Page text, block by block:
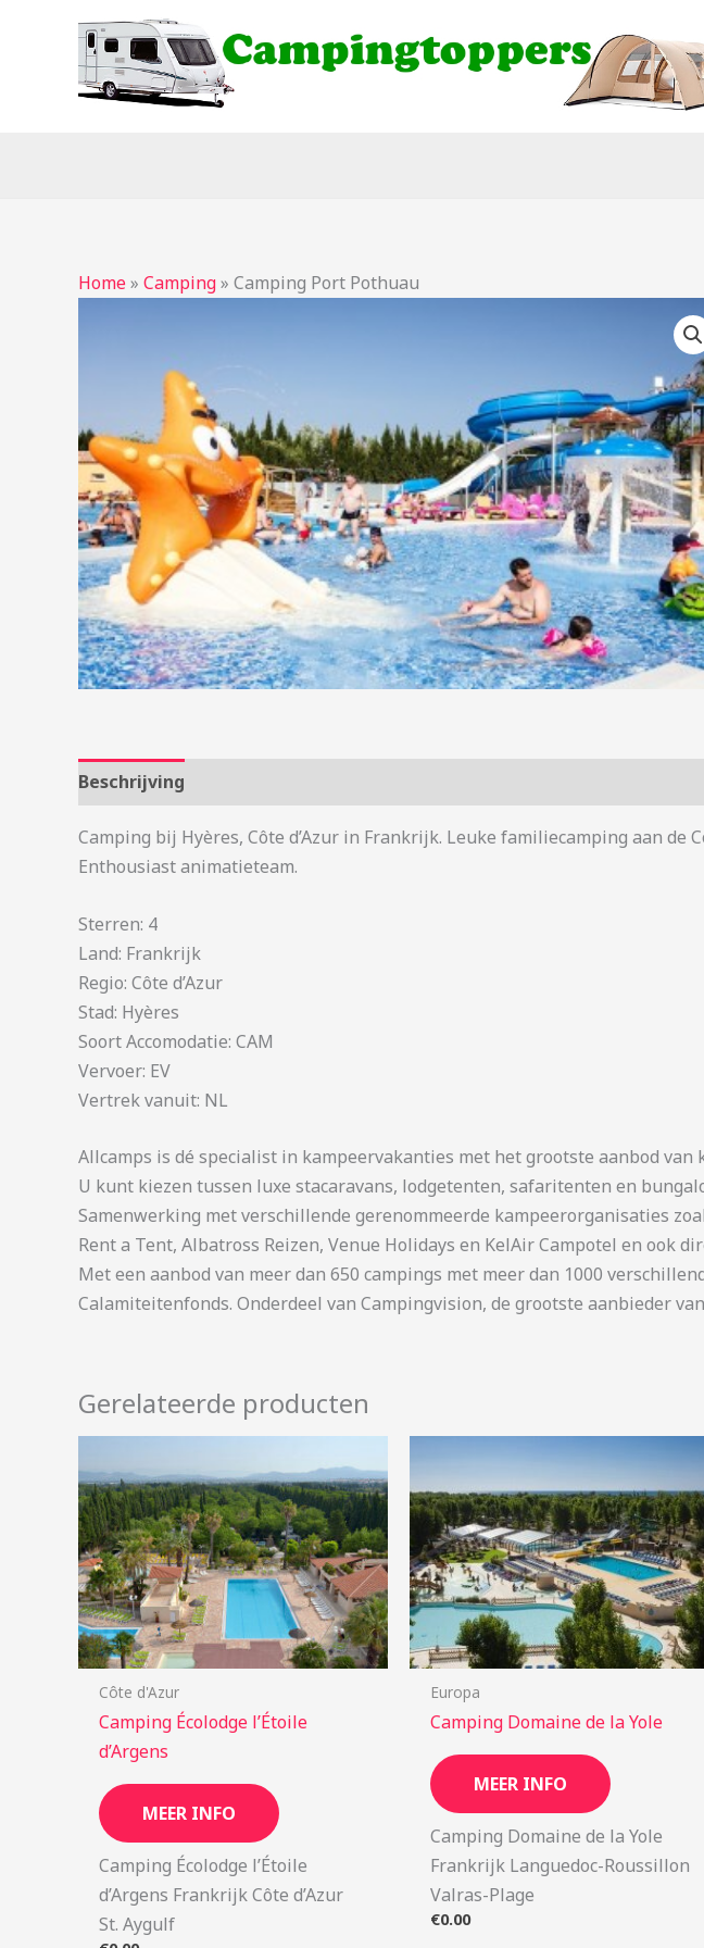
Home» Camping» Camping Port Pothuau
Beschrijving
Camping bij Hyères, Côte d’Azur in Frankrijk. Leuke familiecamping aan de
Enthousiast animatieteam.
Sterren: 4
Land: Frankrijk
Regio: Côte d’Azur
Stad: Hyères
Soort Accomodatie: CAM
Vervoer: EV
Vertrek vanuit: NL
Allcamps is dé specialist in kampeervakanties met het grootste aanbod van
U kunt kiezen tussen luxe stacaravans, lodgetenten, safaritenten en
Samenwerking met verschillende gerenommeerde kampeerorganisaties
Rent a Tent, Albatross Reizen, Venue Holidays en KelAir Campotel en ook
Met een aanbod van meer dan 650 campings met meer dan 1000
Calamiteitenfonds. Onderdeel van Campingvision, de grootste aanbieder
Gerelateerde producten
Côte d'Azur
Camping Écolodge l’Étoile
d’Argens
MEER INFO
Camping Écolodge l’Étoile
d’Argens Frankrijk Côte d’Azur
St. Aygulf
Europa
Camping Domaine de la Yole
MEER INFO
Camping Domaine de la Yole
Frankrijk Languedoc-Roussillon
Valras-Plage
€0.00